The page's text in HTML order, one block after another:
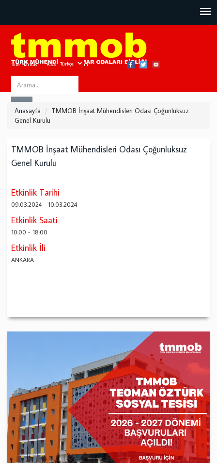
Site Haritası RSS Bize Ulaşın
Search
this
site
Anasayfa
TMMOB İnşaat Mühendisleri Odası Çoğunluksuz
Genel Kurulu
TMMOB İnşaat Mühendisleri Odası Çoğunluksuz
Genel Kurulu
Etkinlik Tarihi
09.03.2024 -10.03.2024
Etkinlik Saati
10:00 -18:00
Etkinlik İli
ANKARA